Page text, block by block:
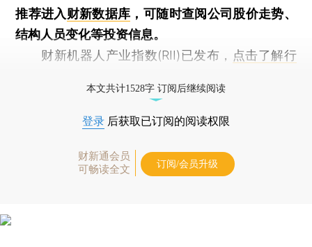
推荐进入财新数据库 ，可随时查阅公司股价走势、
结构人员变化等投资信息。
财新机器人产业指数(RII)已发布， 点击了解行
本文共计1528字 订阅后继续阅读
登录 后获取已订阅的阅读权限
财新通会员
可畅读全文
订阅/会员升级